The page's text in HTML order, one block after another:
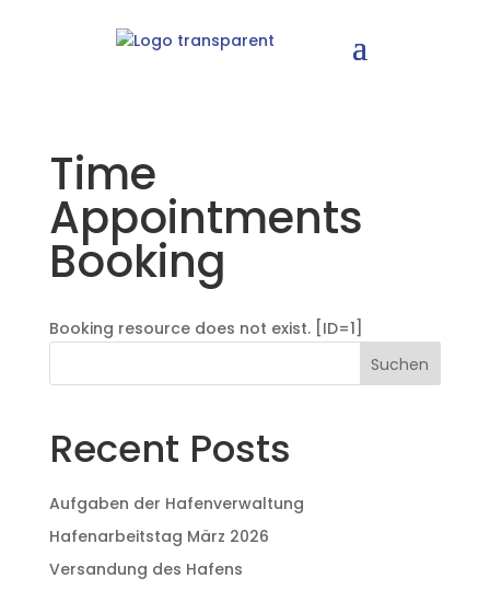
Time
Appointments
Booking
Booking resource does not exist. [ID=1]
Suchen
Recent Posts
Aufgaben der Hafenverwaltung
Hafenarbeitstag März 2026
Versandung des Hafens